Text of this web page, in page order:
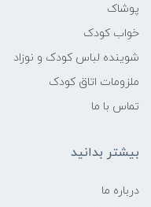
پوشاک
خواب کودک
شوینده لباس کودک و نوزاد
ملزومات اتاق کودک
تماس با ما
بیشتر بدانید
درباره ما